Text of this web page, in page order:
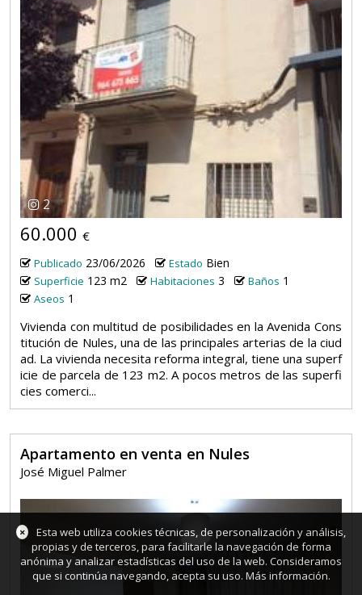
2
60.000 €
Publicado 23/06/2026 Estado Bien
Superficie 123 m2 Habitaciones 3 Baños 1
Aseos 1
Vivienda con multitud de posibilidades en la Avenida Cons
titución de Nules, una de las principales arterias de la ciud
ad. La vivienda necesita reforma integral, tiene una superf
icie de parcela de 123 m2. A pocos metros de las superfi
cies comerci...
Apartamento en venta en Nules
José Miguel Palmer
×
Esta web utiliza cookies técnicas, de personalización y análisis,
propias y de terceros, para facilitarle la navegación de forma
anónima y analizar estadísticas del uso de la web. Consideramos
que si continúa navegando, acepta su uso. Más información.